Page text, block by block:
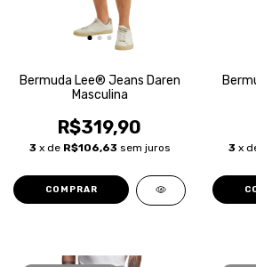
Bermuda Lee® Jeans Daren
Masculina
R$319,90
3 x de R$106,63 sem juros
COMPRAR
3 x